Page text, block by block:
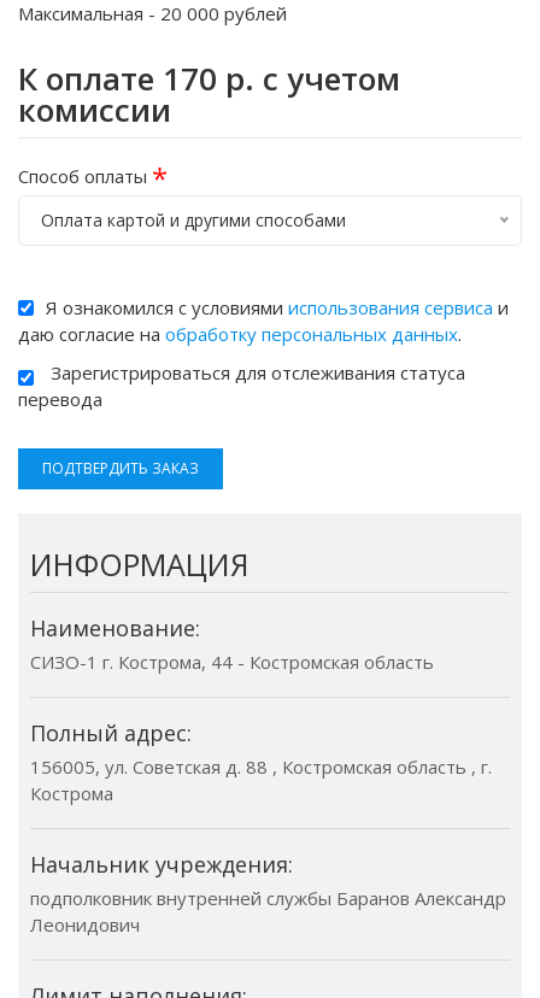
Максимальная - 20 000 рублей
К оплате 170 р. с учетом
комиссии
Способ оплаты *
Оплата картой и другими способами
Я ознакомился с условиями использования сервиса и
даю согласие на обработку персональных данных.
Зарегистрироваться для отслеживания статуса
перевода
ПОДТВЕРДИТЬ ЗАКАЗ
ИНФОРМАЦИЯ
Наименование:
СИЗО-1 г. Кострома, 44 - Костромская область
Полный адрес:
156005, ул. Советская д. 88 , Костромская область , г.
Кострома
Начальник учреждения:
подполковник внутренней службы Баранов Александр
Леонидович